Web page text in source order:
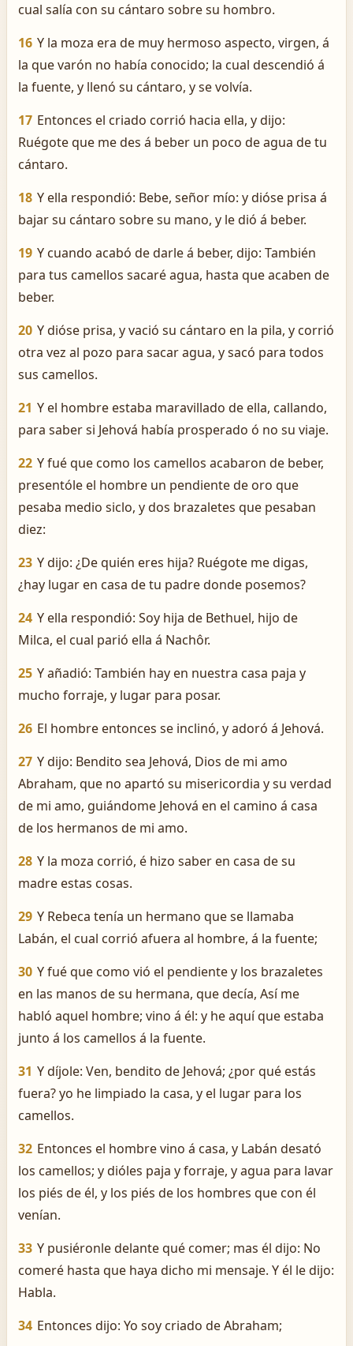
cual salía con su cántaro sobre su hombro.
16 Y la moza era de muy hermoso aspecto, virgen, á
la que varón no había conocido; la cual descendió á
la fuente, y llenó su cántaro, y se volvía.
17 Entonces el criado corrió hacia ella, y dijo:
Ruégote que me des á beber un poco de agua de tu
cántaro.
18 Y ella respondió: Bebe, señor mío: y dióse prisa á
bajar su cántaro sobre su mano, y le dió á beber.
19 Y cuando acabó de darle á beber, dijo: También
para tus camellos sacaré agua, hasta que acaben de
beber.
20 Y dióse prisa, y vació su cántaro en la pila, y corrió
otra vez al pozo para sacar agua, y sacó para todos
sus camellos.
21 Y el hombre estaba maravillado de ella, callando,
para saber si Jehová había prosperado ó no su viaje.
22 Y fué que como los camellos acabaron de beber,
presentóle el hombre un pendiente de oro que
pesaba medio siclo, y dos brazaletes que pesaban
diez:
23 Y dijo: ¿De quién eres hija? Ruégote me digas,
¿hay lugar en casa de tu padre donde posemos?
24 Y ella respondió: Soy hija de Bethuel, hijo de
Milca, el cual parió ella á Nachôr.
25 Y añadió: También hay en nuestra casa paja y
mucho forraje, y lugar para posar.
26 El hombre entonces se inclinó, y adoró á Jehová.
27 Y dijo: Bendito sea Jehová, Dios de mi amo
Abraham, que no apartó su misericordia y su verdad
de mi amo, guiándome Jehová en el camino á casa
de los hermanos de mi amo.
28 Y la moza corrió, é hizo saber en casa de su
madre estas cosas.
29 Y Rebeca tenía un hermano que se llamaba
Labán, el cual corrió afuera al hombre, á la fuente;
30 Y fué que como vió el pendiente y los brazaletes
en las manos de su hermana, que decía, Así me
habló aquel hombre; vino á él: y he aquí que estaba
junto á los camellos á la fuente.
31 Y díjole: Ven, bendito de Jehová; ¿por qué estás
fuera? yo he limpiado la casa, y el lugar para los
camellos.
32 Entonces el hombre vino á casa, y Labán desató
los camellos; y dióles paja y forraje, y agua para lavar
los piés de él, y los piés de los hombres que con él
venían.
33 Y pusiéronle delante qué comer; mas él dijo: No
comeré hasta que haya dicho mi mensaje. Y él le dijo:
Habla.
34 Entonces dijo: Yo soy criado de Abraham;